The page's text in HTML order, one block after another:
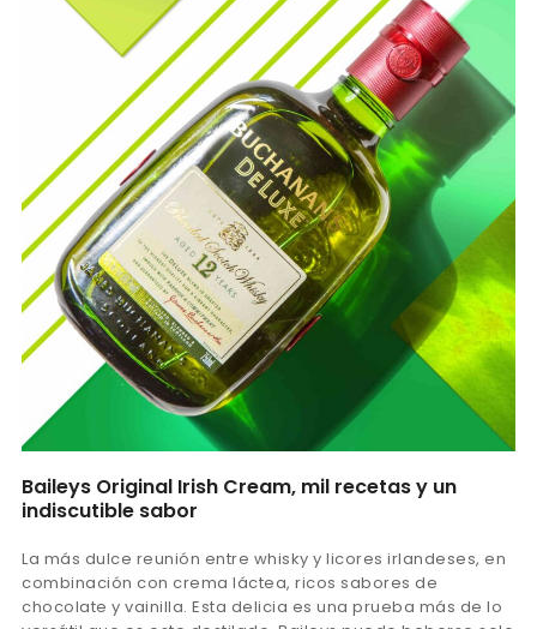
Baileys Original Irish Cream, mil recetas y un
indiscutible sabor
La más dulce reunión entre whisky y licores irlandeses, en
combinación con crema láctea, ricos sabores de
chocolate y vainilla. Esta delicia es una prueba más de lo